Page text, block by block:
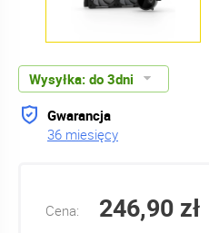
Wysyłka: do 3dni
Gwarancja
36 miesięcy
Cena: 246,90 zł